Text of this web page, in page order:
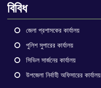
বিবিধ
জেলা প্রশাসকের কার্যালয়
পুলিশ সুপারের কার্যালয়
সিভিল সার্জনের কার্যালয়
উপজেলা নির্বাহী অফিসারের কার্যালয়